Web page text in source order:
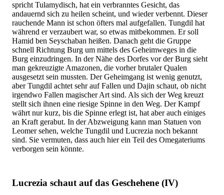
spricht Tulamydisch, hat ein verbranntes Gesicht, das
andauernd sich zu heilen scheint, und wieder verbennt. Dieser
rauchende Mann ist schon öfters mal aufgefallen. Tungdil hat
während er verzaubert war, so etwas mitbekommen. Er soll
Hamid ben Seyschaban heißen. Danach geht die Gruppe
schnell Richtung Burg um mittels des Geheimweges in die
Burg einzudringen. In der Nähe des Dorfes vor der Burg sieht
man gekreuzigte Amazonen, die vorher brutaler Qualen
ausgesetzt sein mussten. Der Geheimgang ist wenig genutzt,
aber Tungdil achtet sehr auf Fallen und Dajin schaut, ob nicht
irgendwo Fallen magischer Art sind. Als sich der Weg kreuzt
stellt sich ihnen eine riesige Spinne in den Weg. Der Kampf
währt nur kurz, bis die Spinne erlegt ist, hat aber auch einiges
an Kraft gerabut. In der Abzweigung kann man Statuen von
Leomer sehen, welche Tungdil und Lucrezia noch bekannt
sind. Sie vermuten, dass auch hier ein Teil des Omegateriums
verborgen sein könnte.
Lucrezia schaut auf das Geschehene (IV)